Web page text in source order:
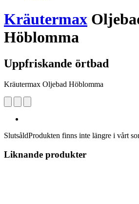
Kräutermax
Höblomma
Uppfriskande örtbad
Kräutermax Oljebad Höblomma
SlutsåldProdukten finns inte längre i vårt
Liknande produkter